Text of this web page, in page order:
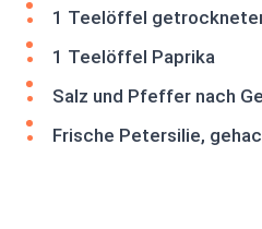
1 Teelöffel
1 Teelöffel Paprika
Salz und Pfeffer nach
Frische Petersilie,